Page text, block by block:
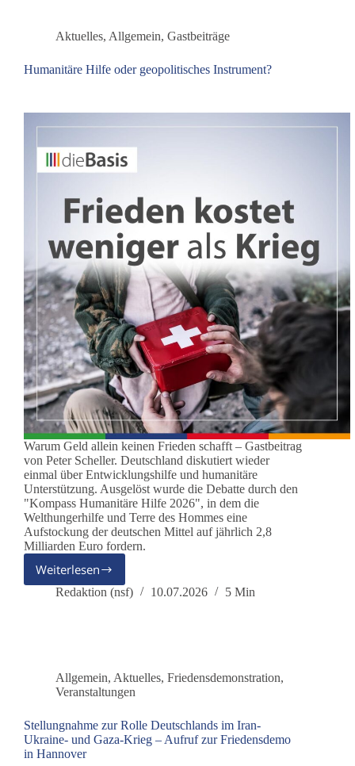
Eine
Untersuchung
drei
Aktuelles, Allgemein, Gastbeiträge
Humanitäre Hilfe oder geopolitisches Instrument?
Warum Geld allein keinen Frieden schafft – Gastbeitrag
von Peter Scheller. Deutschland diskutiert wieder
einmal über Entwicklungshilfe und humanitäre
Unterstützung. Ausgelöst wurde die Debatte durch den
"Kompass Humanitäre Hilfe 2026", in dem die
Welthungerhilfe und Terre des Hommes eine
Aufstockung der deutschen Mittel auf jährlich 2,8
Milliarden Euro fordern.
WeiterlesenHumanitäre
Hilfe
Redaktion (nsf) 10.07.2026 5 Min
Allgemein, Aktuelles, Friedensdemonstration,
Veranstaltungen
Stellungnahme zur Rolle Deutschlands im Iran-
Ukraine- und Gaza-Krieg – Aufruf zur Friedensdemo
in Hannover